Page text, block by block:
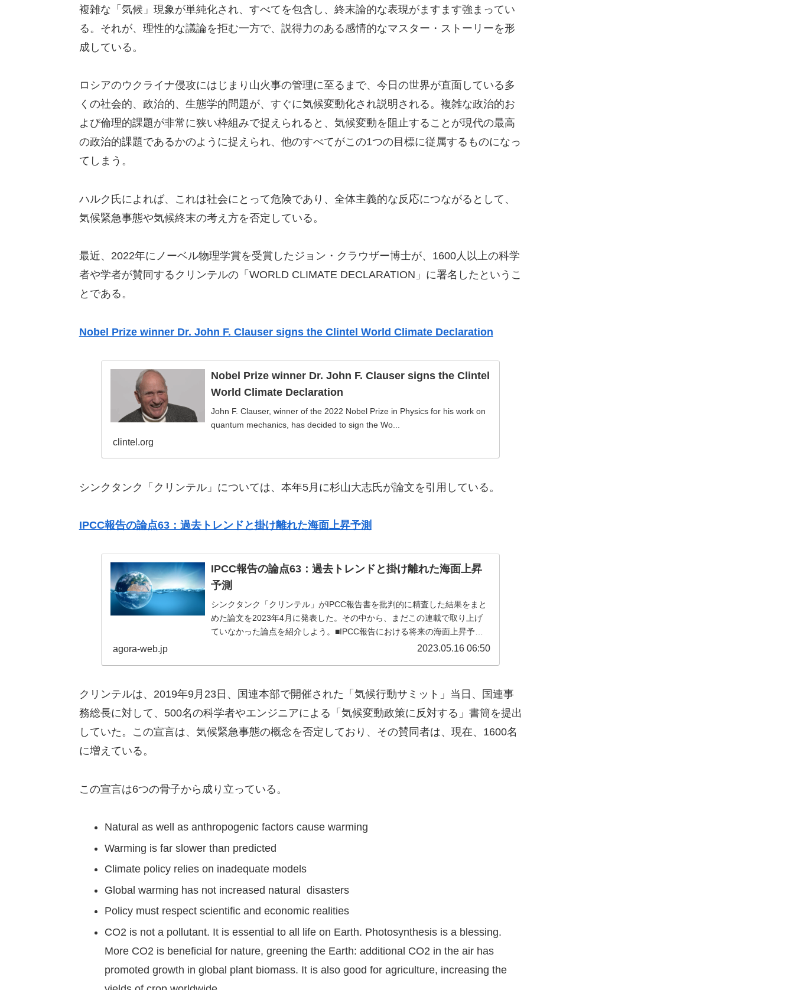
複雑な「気候」現象が単純化され、すべてを包含し、終末論的な表現がますます強まってい
る。それが、理性的な議論を拒む一方で、説得力のある感情的なマスター・ストーリーを形
成している。
ロシアのウクライナ侵攻にはじまり山火事の管理に至るまで、今日の世界が直面している多
くの社会的、政治的、生態学的問題が、すぐに気候変動化され説明される。複雑な政治的お
よび倫理的課題が非常に狭い枠組みで捉えられると、気候変動を阻止することが現代の最高
の政治的課題であるかのように捉えられ、他のすべてがこの1つの目標に従属するものになっ
てしまう。
ハルク氏によれば、これは社会にとって危険であり、全体主義的な反応につながるとして、
気候緊急事態や気候終末の考え方を否定している。
最近、2022年にノーベル物理学賞を受賞したジョン・クラウザー博士が、1600人以上の科学
者や学者が賛同するクリンテルの「WORLD CLIMATE DECLARATION」に署名したというこ
とである。
Nobel Prize winner Dr. John F. Clauser signs the Clintel World Climate Declaration
Nobel Prize winner Dr. John F. Clauser signs the Clintel
World Climate Declaration
John F. Clauser, winner of the 2022 Nobel Prize in Physics for his work on
quantum mechanics, has decided to sign the Wo...
clintel.org
シンクタンク「クリンテル」については、本年5月に杉山大志氏が論文を引用している。
IPCC報告の論点63：過去トレンドと掛け離れた海面上昇予測
IPCC報告の論点63：過去トレンドと掛け離れた海面上昇
予測
シンクタンク「クリンテル」がIPCC報告書を批判的に精査した結果をまと
めた論文を2023年4月に発表した。その中から、まだこの連載で取り上げ
ていなかった論点を紹介しよう。■IPCC報告における将来の海面上昇予測
agora-web.jp 2023.05.16 06:50
クリンテルは、2019年9月23日、国連本部で開催された「気候行動サミット」当日、国連事
務総長に対して、500名の科学者やエンジニアによる「気候変動政策に反対する」書簡を提出
していた。この宣言は、気候緊急事態の概念を否定しており、その賛同者は、現在、1600名
に増えている。
この宣言は6つの骨子から成り立っている。
Natural as well as anthropogenic factors cause warming
Warming is far slower than predicted
Climate policy relies on inadequate models
Global warming has not increased natural disasters
Policy must respect scientific and economic realities
CO2 is not a pollutant. It is essential to all life on Earth. Photosynthesis is a blessing.
More CO2 is beneficial for nature, greening the Earth: additional CO2 in the air has
promoted growth in global plant biomass. It is also good for agriculture, increasing the